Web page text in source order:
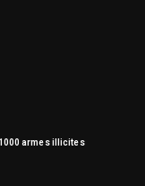
armes illicites